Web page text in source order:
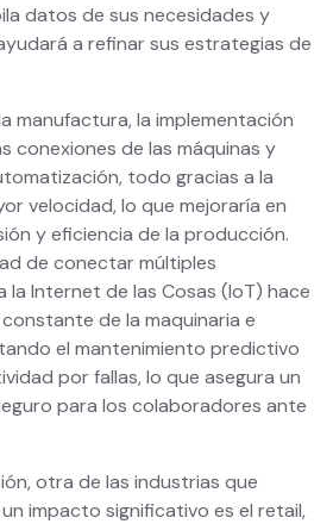
datos de sus necesidades y
a refinar sus estrategias de
manufactura, la implementación
conexiones de las máquinas y
todo gracias a la
velocidad, lo que mejoraría en
y eficiencia de la producción.
de conectar múltiples
la Internet de las Cosas (IoT) hace
de la maquinaria e
el mantenimiento predictivo
por fallas, lo que asegura un
para los colaboradores ante
otra de las industrias que
impacto significativo es el retail,